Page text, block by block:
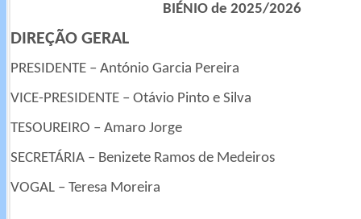
BIÉNIO de 2025/2026
DIREÇÃO GERAL
PRESIDENTE – António Garcia Pereira
VICE-PRESIDENTE – Otávio Pinto e Silva
TESOUREIRO – Amaro Jorge
SECRETÁRIA – Benizete Ramos de Medeiros
VOGAL – Teresa Moreira